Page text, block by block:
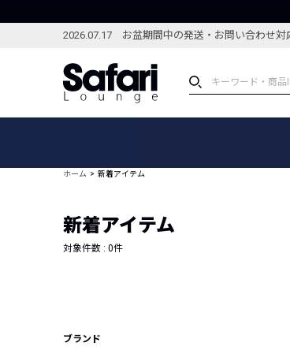
2026.07.17 お盆期間中の発送・お問い合わせ対
ブランドから探す
新着アイテム
編集部のおすすめアイテム
ホーム 新着アイテム
新着アイテム
対象件数 : 0件
ブランド